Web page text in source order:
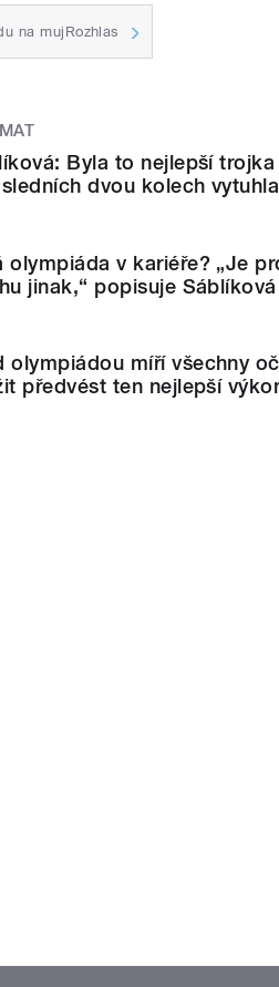
na mujRozhlas
Byla to nejlepší
dvou kolech vytuhla
olympiáda v kariéře? „Je
jinak,“ popisuje Sáblíková
olympiádou míří všechny
předvést ten nejlepší